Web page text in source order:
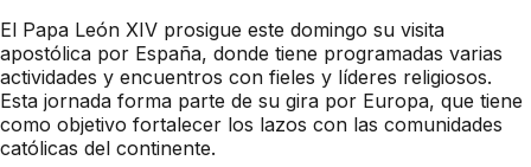
El Papa León XIV prosigue este domingo su visita
apostólica por España, donde tiene programadas varias
actividades y encuentros con fieles y líderes religiosos.
Esta jornada forma parte de su gira por Europa, que tiene
como objetivo fortalecer los lazos con las comunidades
católicas del continente.